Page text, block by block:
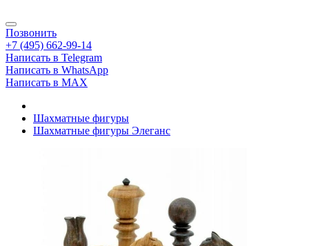
Позвонить
+7 (495) 662-99-14
Написать в Telegram
Написать в WhatsApp
Написать в MAX
Шахматные фигуры
Шахматные фигуры Элеганс